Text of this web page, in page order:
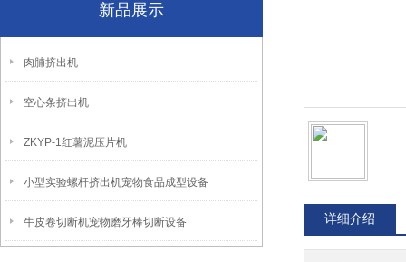
新品展示
肉脯挤出机
空心条挤出机
ZKYP-1红薯泥压片机
小型实验螺杆挤出机宠物食品成型设备
牛皮卷切断机宠物磨牙棒切断设备 详细介绍